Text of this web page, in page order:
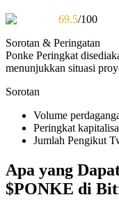
Informasi
69.5/100
Sorotan & Peringatan
Ponke Peringkat
menunjukkan situasi
Sorotan
Volume
Peringkat
Jumlah Pengikut
Apa yang
$PONKE di